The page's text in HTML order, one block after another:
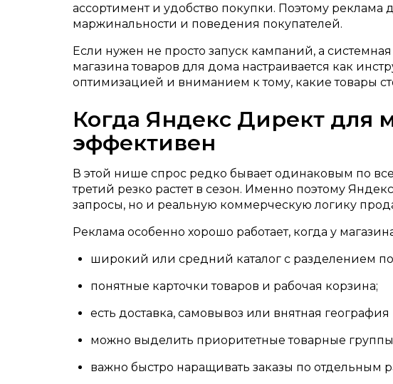
ассортимент и удобство покупки. Поэтому реклама
маржинальности и поведения покупателей.
Если нужен не просто запуск кампаний, а
магазина товаров для дома настраивается как
оптимизацией и вниманием к тому, какие товары
Когда Яндекс Директ для
эффективен
В этой нише спрос редко бывает одинаковым по
третий резко растет в сезон. Именно поэтому
запросы, но и реальную коммерческую логику
Реклама особенно хорошо работает, когда у
широкий или средний каталог с разделением
понятные карточки товаров и рабочая корзина;
есть доставка, самовывоз или внятная
можно выделить приоритетные товарные
важно быстро наращивать заказы по отдельным